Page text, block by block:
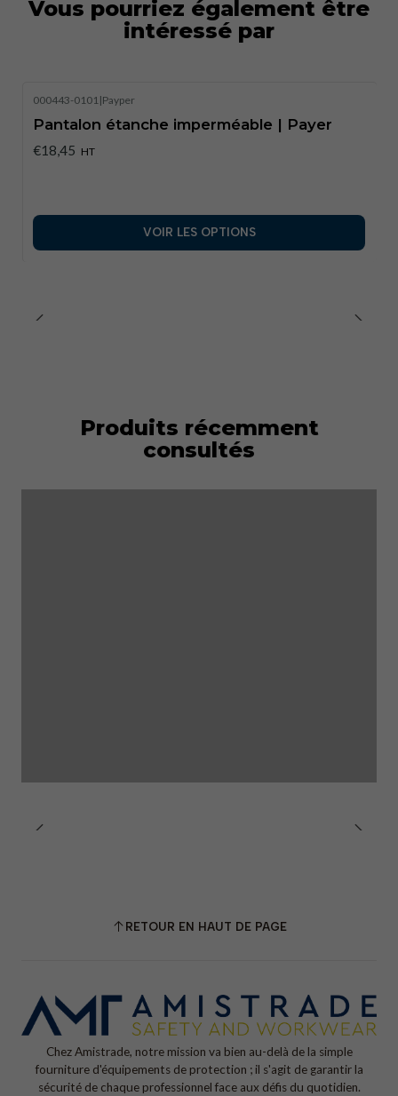
les quais.
Vous pourriez également être
intéressé par
000443-0101|Payper
Pantalon étanche imperméable | Payer
€18,45 HT
VOIR LES OPTIONS
Produits récemment
consultés
RETOUR EN HAUT DE PAGE
Chez Amistrade, notre mission va bien au-delà de la simple
fourniture d'équipements de protection ; il s'agit de garantir la
sécurité de chaque professionnel face aux défis du quotidien.